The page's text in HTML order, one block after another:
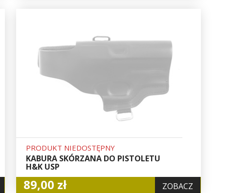
PRODUKT NIEDOSTĘPNY
KABURA SKÓRZANA DO PISTOLETU
H&K USP
89,00 zł ZOBACZ